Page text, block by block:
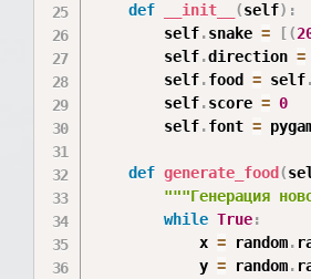
def
__init__ (self) :
        self
.snake = [(
        self
.direction =
        self
.food = self
        self
.score = 0
        self
.font =
def generate_food (
"""Генерация
while True:
            x
= random.
            y
= random.